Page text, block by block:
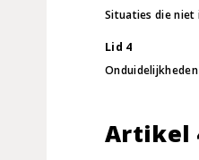
Situaties die niet
Lid 4
Artikel